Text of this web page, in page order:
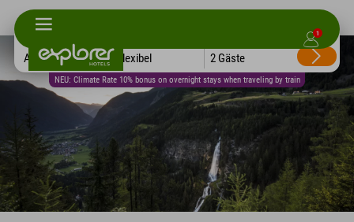
1
NEU: Climate Rate 10% bonus on overnight stays when traveling by train
Alle Hotels Flexibel 2 Gäste